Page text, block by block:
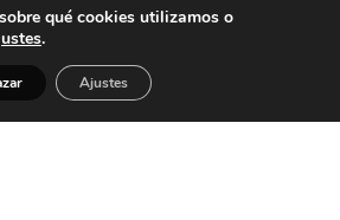
qué cookies utilizamos o
.
Ajustes